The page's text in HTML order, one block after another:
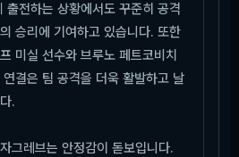
출전하는 상황에서도 꾸준히 공격
승리에 기여하고 있습니다. 또한
미실 선수와 브루노 페트코비치
결은 팀 공격을 더욱 활발하고 날
.
그레브는 안정감이 돋보입니다.